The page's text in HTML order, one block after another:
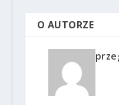
O AUTORZE